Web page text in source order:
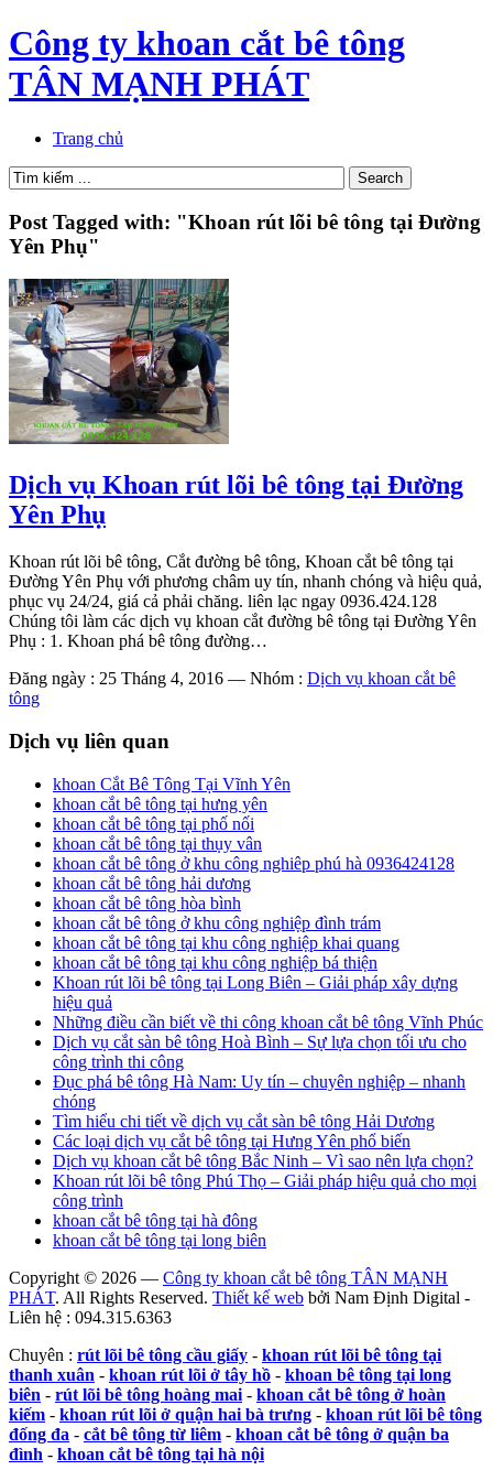
Công ty khoan cắt bê tông
TÂN MẠNH PHÁT
Trang chủ
Post Tagged with: "Khoan rút lõi bê tông tại Đường
Yên Phụ"
Dịch vụ Khoan rút lõi bê tông tại Đường
Yên Phụ
Khoan rút lõi bê tông, Cắt đường bê tông, Khoan cắt bê tông tại
Đường Yên Phụ với phương châm uy tín, nhanh chóng và hiệu quả,
phục vụ 24/24, giá cả phải chăng. liên lạc ngay 0936.424.128
Chúng tôi làm các dịch vụ khoan cắt đường bê tông tại Đường Yên
Phụ : 1. Khoan phá bê tông đường…
Đăng ngày : 25 Tháng 4, 2016 — Nhóm : Dịch vụ khoan cắt bê
tông
Dịch vụ liên quan
khoan Cắt Bê Tông Tại Vĩnh Yên
khoan cắt bê tông tại hưng yên
khoan cắt bê tông tại phố nối
khoan cắt bê tông tại thụy vân
khoan cắt bê tông ở khu công nghiêp phú hà 0936424128
khoan cắt bê tông hải dương
khoan cắt bê tông hòa bình
khoan cắt bê tông ở khu công nghiệp đình trám
khoan cắt bê tông tại khu công nghiệp khai quang
khoan cắt bê tông tại khu công nghiệp bá thiện
Khoan rút lõi bê tông tại Long Biên – Giải pháp xây dựng
hiệu quả
Những điều cần biết về thi công khoan cắt bê tông Vĩnh Phúc
Dịch vụ cắt sàn bê tông Hoà Bình – Sự lựa chọn tối ưu cho
công trình thi công
Đục phá bê tông Hà Nam: Uy tín – chuyên nghiệp – nhanh
chóng
Tìm hiểu chi tiết về dịch vụ cắt sàn bê tông Hải Dương
Các loại dịch vụ cắt bê tông tại Hưng Yên phổ biến
Dịch vụ khoan cắt bê tông Bắc Ninh – Vì sao nên lựa chọn?
Khoan rút lõi bê tông Phú Thọ – Giải pháp hiệu quả cho mọi
công trình
khoan cắt bê tông tại hà đông
khoan cắt bê tông tại long biên
Copyright © 2026 — Công ty khoan cắt bê tông TÂN MẠNH
PHÁT. All Rights Reserved. Thiết kế web bởi Nam Định Digital -
Liên hệ : 094.315.6363
Chuyên : rút lõi bê tông cầu giấy - khoan rút lõi bê tông tại
thanh xuân - khoan rút lõi ở tây hồ - khoan bê tông tại long
biên - rút lõi bê tông hoàng mai - khoan cắt bê tông ở hoàn
kiếm - khoan rút lõi ở quận hai bà trưng - khoan rút lõi bê tông
đống đa - cắt bê tông từ liêm - khoan cắt bê tông ở quận ba
đình - khoan cắt bê tông tại hà nội